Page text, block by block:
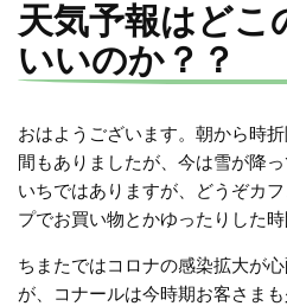
天気予報はどこ
いいのか？？
おはようございます。朝から時
間もありましたが、今は雪が降
いちではありますが、どうぞカ
プでお買い物とかゆったりした時
ちまたではコロナの感染拡大が
が、コナールは今時期お客さま